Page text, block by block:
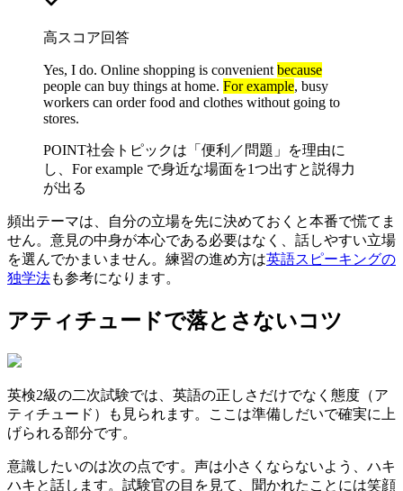
高スコア回答
Yes, I do. Online shopping is convenient because
people can buy things at home. For example, busy
workers can order food and clothes without going to
stores.
POINT社会トピックは「便利／問題」を理由に
し、For example で身近な場面を1つ出すと説得力
が出る
頻出テーマは、自分の立場を先に決めておくと本番で慌てま
せん。意見の中身が本心である必要はなく、話しやすい立場
を選んでかまいません。練習の進め方は英語スピーキングの
独学法も参考になります。
アティチュードで落とさないコツ
英検2級の二次試験では、英語の正しさだけでなく態度（ア
ティチュード）も見られます。ここは準備しだいで確実に上
げられる部分です。
意識したいのは次の点です。声は小さくならないよう、ハキ
ハキと話します。試験官の目を見て、聞かれたことには笑顔